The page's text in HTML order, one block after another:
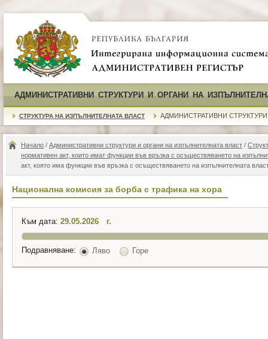
АДМИНИСТРАТИВНИ СТРУКТУРИ И ОРГАНИ НА
СТРУКТУРА НА ИЗПЪЛНИТЕЛНАТА ВЛАСТ АДМИНИСТРАТИВНИ СТРУКТУРИ
Начало / Административни структури и органи на изпълнителната власт /
нормативен акт, които имат функции във връзка с осъществяването на
акт, която има функции във връзка с осъществяването на изпълнителната
Национална комисия за борба с трафика на хора
Към дата: г.
Подравняване: Ляво Горе